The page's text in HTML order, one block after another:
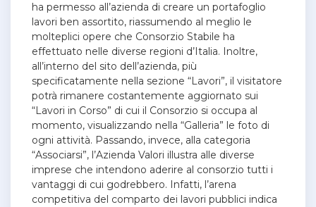
ha permesso all’azienda di creare un portafoglio
lavori ben assortito, riassumendo al meglio le
molteplici opere che Consorzio Stabile ha
effettuato nelle diverse regioni d’Italia. Inoltre,
all’interno del sito dell’azienda, più
specificatamente nella sezione “Lavori”, il visitatore
potrà rimanere costantemente aggiornato sui
“Lavori in Corso” di cui il Consorzio si occupa al
momento, visualizzando nella “Galleria” le foto di
ogni attività. Passando, invece, alla categoria
“Associarsi”, l’Azienda Valori illustra alle diverse
imprese che intendono aderire al consorzio tutti i
vantaggi di cui godrebbero. Infatti, l’arena
competitiva del comparto dei lavori pubblici indica